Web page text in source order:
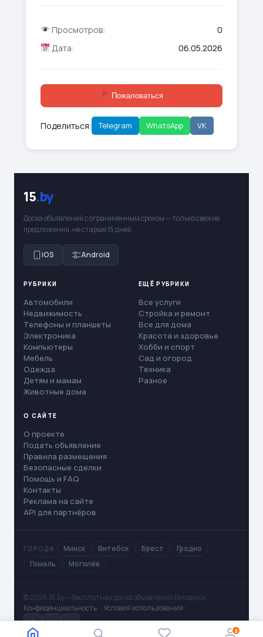
Просмотров:
0
Дата:
06.05.2026
Пожаловаться
Поделиться: Telegram WhatsApp VK
3
15.by
Доска объявлений с ограниченным сроком — только свежие
предложения, не старше 15 дней.
iOS Android
РУБРИКИ
Автомобили
Недвижимость
Телефоны и планшеты
Электроника
Компьютеры
Мебель
Одежда
Детям и мамам
Животные дома
ЕЩЁ РУБРИКИ
Все услуги
Стройка и ремонт
Все для дома
Красота и здоровье
Хобби и спорт
Сад и огород
Техника
Разное
О САЙТЕ
О проекте
Подать объявление
Правила размещения
Безопасные сделки
Помощь и FAQ
Контакты
Реклама на сайте
API для партнёров
ГОРОДА Минск Витебск Брест
Гродно
Гомель
Могилёв
© 2026 15.by — бесплатная доска объявлений Беларуси. ·
Конфиденциальность · Условия использования
✈ V ◻